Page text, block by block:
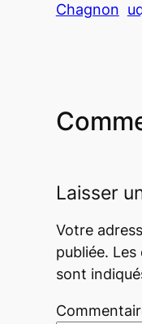
Chagnon
Laisser
Votre
publiée. Les
sont